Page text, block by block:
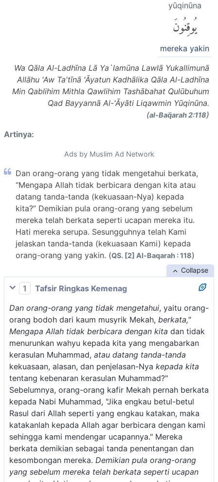
yūqinūna
يُوقِنُونَ
mereka yakin
Wa Qāla Al-Ladhīna Lā Ya`lamūna Lawlā Yukallimunā
Allāhu 'Aw Ta'tīnā 'Āyatun Kadhālika Qāla Al-Ladhīna
Min Qablihim Mithla Qawlihim Tashābahat Qulūbuhum
Qad Bayyannā Al-'Āyāti Liqawmin Yūqinūna.
(al-Baq̈arah 2:118)
Artinya:
Ads by Muslim Ad Network
Dan orang-orang yang tidak mengetahui berkata,
“Mengapa Allah tidak berbicara dengan kita atau
datang tanda-tanda (kekuasaan-Nya) kepada
kita?” Demikian pula orang-orang yang sebelum
mereka telah berkata seperti ucapan mereka itu.
Hati mereka serupa. Sesungguhnya telah Kami
jelaskan tanda-tanda (kekuasaan Kami) kepada
orang-orang yang yakin. (QS. [2] Al-Baqarah : 118)
Collapse
1
Tafsir Ringkas Kemenag
Dan orang-orang yang tidak mengetahui, yaitu orang-
orang bodoh dari kaum musyrik Mekah, berkata,"
Mengapa Allah tidak berbicara dengan kita dan tidak
menurunkan wahyu kepada kita yang mengabarkan
kerasulan Muhammad, atau datang tanda-tanda
kekuasaan, alasan, dan penjelasan-Nya kepada kita
tentang kebenaran kerasulan Muhammad?"
Sebelumnya, orang-orang kafir Mekah pernah berkata
kepada Nabi Muhammad, "Jika engkau betul-betul
Rasul dari Allah seperti yang engkau katakan, maka
katakanlah kepada Allah agar berbicara dengan kami
sehingga kami mendengar ucapannya." Mereka
berkata demikian sebagai tanda penentangan dan
kesombongan mereka. Demikian pula orang-orang
yang sebelum mereka telah berkata seperti ucapan